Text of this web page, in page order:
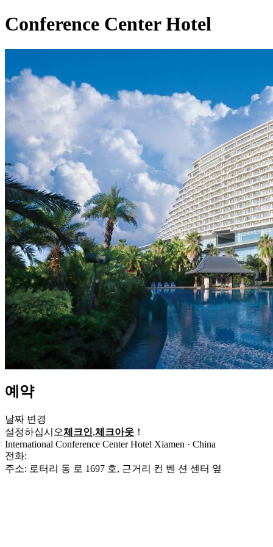
Conference Center Hotel
예약
날짜 변경
설정하십시오체크인,체크아웃 ！
International Conference Center Hotel Xiamen · China
전화:
주소: 로터리 동 로 1697 호, 근거리 컨 벤 션 센터 옆